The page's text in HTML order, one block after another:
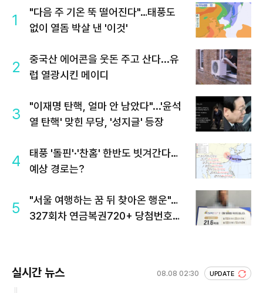
1
"다음 주 기온 뚝 떨어진다"…태풍도
없이 열돔 박살 낸 '이것'
2
중국산 에어콘을 웃돈 주고 산다...유
럽 열광시킨 메이디
3
"이재명 탄핵, 얼마 안 남았다"...'윤석
열 탄핵' 맞힌 무당, '성지글' 등장
4
태풍 '돌핀'·'찬홈' 한반도 빗겨간다…
예상 경로는?
5
"서울 여행하는 꿈 뒤 찾아온 행운"…
327회차 연금복권720+ 당첨번호조
실시간 뉴스 08.08 02:30 UPDATE